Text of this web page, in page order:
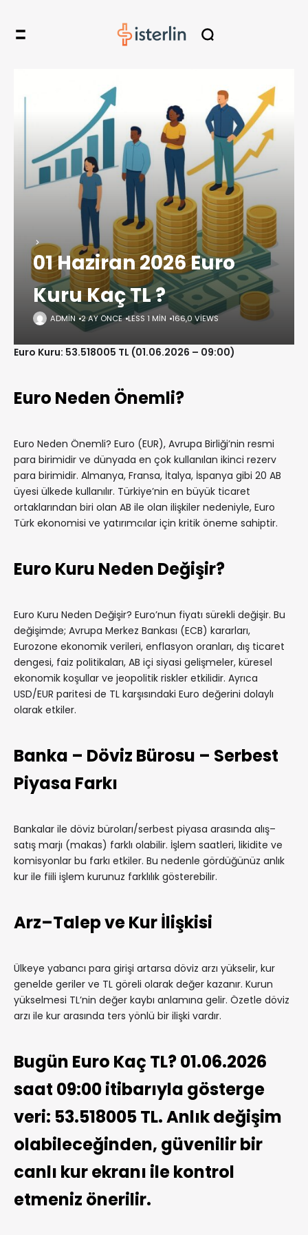
01 Haziran 2026 Euro
Kuru Kaç TL ?
ADMIN 2 AY ÖNCE LESS 1 MIN 166,0 VIEWS
Euro Kuru: 53.518005 TL (01.06.2026 – 09:00)
Euro Neden Önemli?
Euro Neden Önemli? Euro (EUR), Avrupa Birliği’nin resmi
para birimidir ve dünyada en çok kullanılan ikinci rezerv
para birimidir. Almanya, Fransa, İtalya, İspanya gibi 20 AB
üyesi ülkede kullanılır. Türkiye’nin en büyük ticaret
ortaklarından biri olan AB ile olan ilişkiler nedeniyle, Euro
Türk ekonomisi ve yatırımcılar için kritik öneme sahiptir.
Euro Kuru Neden Değişir?
Euro Kuru Neden Değişir? Euro’nun fiyatı sürekli değişir. Bu
değişimde; Avrupa Merkez Bankası (ECB) kararları,
Eurozone ekonomik verileri, enflasyon oranları, dış ticaret
dengesi, faiz politikaları, AB içi siyasi gelişmeler, küresel
ekonomik koşullar ve jeopolitik riskler etkilidir. Ayrıca
USD/EUR paritesi de TL karşısındaki Euro değerini dolaylı
olarak etkiler.
Banka – Döviz Bürosu – Serbest
Piyasa Farkı
Bankalar ile döviz büroları/serbest piyasa arasında alış–
satış marjı (makas) farklı olabilir. İşlem saatleri, likidite ve
komisyonlar bu farkı etkiler. Bu nedenle gördüğünüz anlık
kur ile fiili işlem kurunuz farklılık gösterebilir.
Arz–Talep ve Kur İlişkisi
Ülkeye yabancı para girişi artarsa döviz arzı yükselir, kur
genelde geriler ve TL göreli olarak değer kazanır. Kurun
yükselmesi TL’nin değer kaybı anlamına gelir. Özetle döviz
arzı ile kur arasında ters yönlü bir ilişki vardır.
Bugün Euro Kaç TL? 01.06.2026
saat 09:00 itibarıyla gösterge
veri: 53.518005 TL. Anlık değişim
olabileceğinden, güvenilir bir
canlı kur ekranı ile kontrol
etmeniz önerilir.